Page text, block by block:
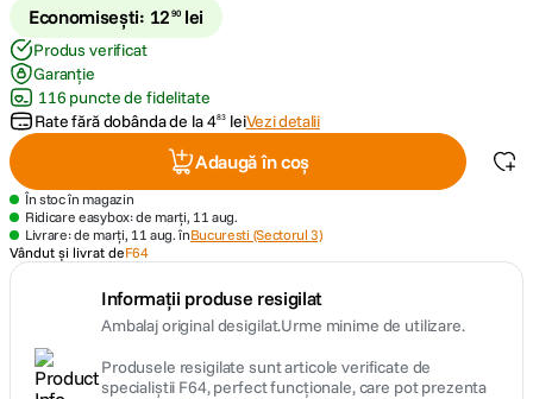
Economisești: 12 90 lei
Produs verificat
Garanție
116 puncte de fidelitate
Rate fără dobânda de la483 leiVezi detalii
Adaugă în coș
În stoc în magazin
Ridicare easybox: de marți, 11 aug.
Livrare: de marți, 11 aug. înBucuresti (Sectorul 3)
Vândut și livrat deF64
Informații produse resigilat
Ambalaj original desigilat.Urme minime de utilizare.
Produsele resigilate sunt articole verificate de
specialiștii F64, perfect funcționale, care pot prezenta